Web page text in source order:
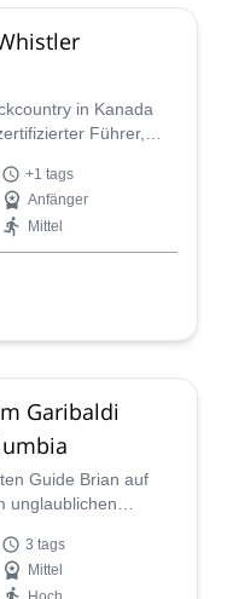
von Whistler in
Share.com fördert
geleitet werden.
in Kanada
Führer,
+1 tags
Anfänger
Mittel
Garibaldi
Guide Brian auf
unglaublichen
3 tags
Mittel